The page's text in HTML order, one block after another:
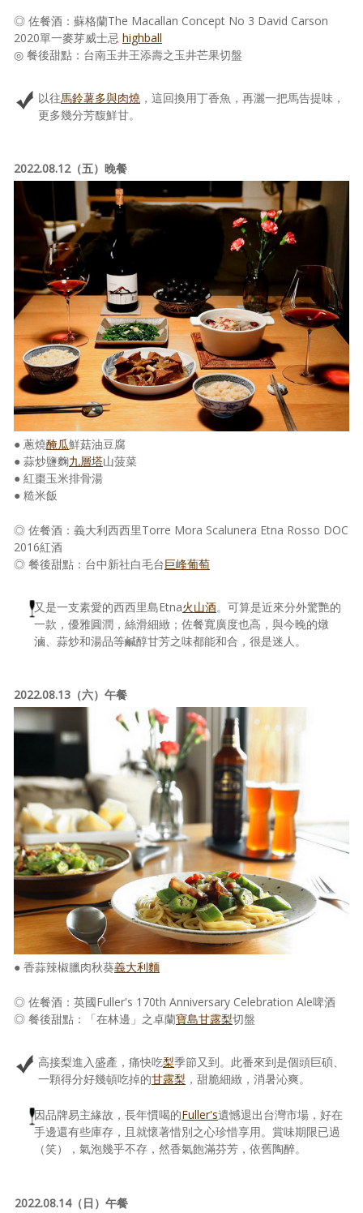
合作與代言
◎ 佐餐酒：蘇格蘭The Macallan Concept No 3 David Carson
2020單一麥芽威士忌 highball
◎ 餐後甜點：台南玉井王添壽之玉井芒果切盤
以往馬鈴薯多與肉燒 ，這回換用丁香魚，再灑一把馬告提味，
更多幾分芳馥鮮甘。
2022.08.12（五）晚餐
● 蔥燒醃瓜鮮菇油豆腐
● 蒜炒鹽麴九層塔山菠菜
● 紅棗玉米排骨湯
● 糙米飯
◎ 佐餐酒：義大利西西里Torre Mora Scalunera Etna Rosso DOC
2016紅酒
◎ 餐後甜點：台中新社白毛台巨峰葡萄
又是一支素愛的西西里島Etna火山酒。可算是近來分外驚艷的
一款，優雅圓潤，絲滑細緻；佐餐寬廣度也高，與今晚的燉
滷、蒜炒和湯品等鹹醇甘芳之味都能和合，很是迷人。
2022.08.13（六）午餐
● 香蒜辣椒臘肉秋葵義大利麵
◎ 佐餐酒：英國Fuller's 170th Anniversary Celebration Ale啤酒
◎ 餐後甜點：「在林邊」之卓蘭寶島甘露梨切盤
高接梨進入盛產，痛快吃梨季節又到。此番來到是個頭巨碩、
一顆得分好幾頓吃掉的甘露梨 ，甜脆細緻，消暑沁爽。
因品牌易主緣故，長年慣喝的Fuller's遺憾退出台灣市場，好在
手邊還有些庫存，且就懷著惜別之心珍惜享用。賞味期限已過
（笑），氣泡幾乎不存，然香氣飽滿芬芳，依舊陶醉。
2022.08.14（日）午餐